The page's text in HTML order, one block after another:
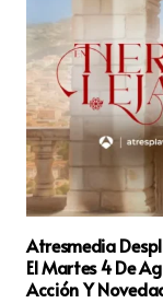
Atresmedia
El Martes 4 De
Acción Y